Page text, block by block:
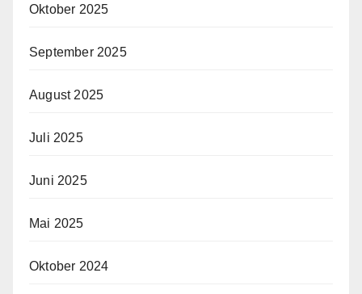
Oktober 2025
September 2025
August 2025
Juli 2025
Juni 2025
Mai 2025
Oktober 2024